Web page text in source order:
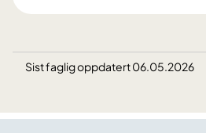
Sist faglig oppdatert 06.05.2026